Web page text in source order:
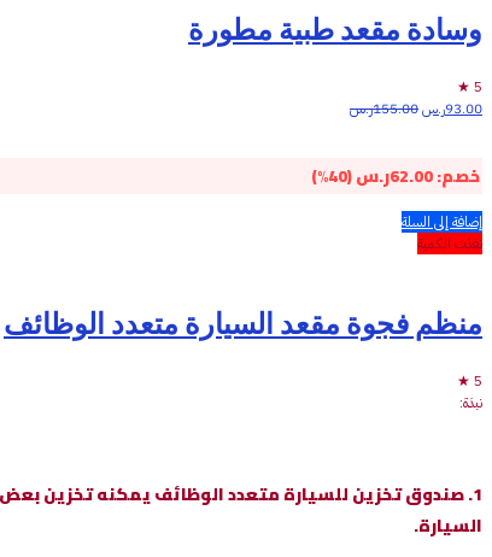
وسادة مقعد طبية مطورة
5 ★
93.00ر.س155.00ر.س
خصم:62.00ر.س(40%)
إضافة إلى السلة
نفذت الكمية
منظم فجوة مقعد السيارة متعدد الوظائف
5 ★
نبذة:
1. صندوق تخزين للسيارة متعدد الوظائف يمكنه تخزين
السيارة.